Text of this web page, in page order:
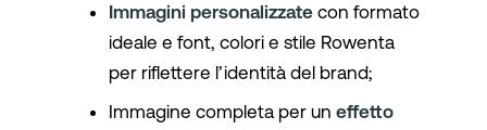
Immagini personalizzate con formato
ideale e font, colori e stile Rowenta
per riflettere l’identità del brand;
Immagine completa per un effetto